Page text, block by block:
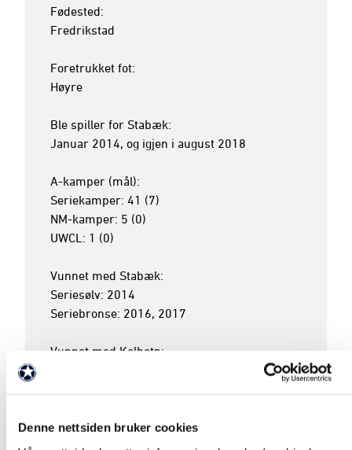
Denne nettsiden bruker cookies
Fødested:
Fredrikstad
Foretrukket fot:
Høyre
Ble spiller for Stabæk:
Januar 2014, og igjen i august 2018
A-kamper (mål):
Seriekamper: 41 (7)
NM-kamper: 5 (0)
UWCL: 1 (0)
Vunnet med Stabæk:
Seriesølv: 2014
Seriebronse: 2016, 2017
Vunnet med Kolbotn:
NM-gull: 2007